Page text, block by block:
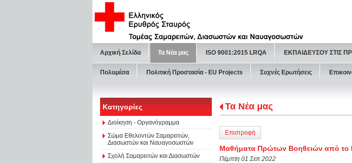
Αρχική Σελίδα Τα Νέα μας ISO 9001:2015 LRQA ΕΚΠΑΙΔΕΥΣΟΥ ΣΤΙΣ
Πολυμέσα Πολιτική Προστασία - ΕU Projects Συχνές Ερωτήσεις
Κατηγορίες
Διοίκηση - Οργανόγραμμα
Σώμα Εθελοντών Σαμαρειτών,
Διασωστών και Ναυαγοσωστών
Σχολή Σαμαρειτών και Διασωστών
Τα Νέα μας
Επιστροφή
Μαθήματα Πρώτων Βοηθειών από το
Πέμπτη 01 Σεπ 2022